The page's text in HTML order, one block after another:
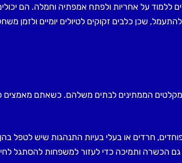
ללמוד על אחריות ולפתח אמפתיה וחמלה. הם
שכן כלבים זקוקים לטיולים יומיים ולזמן
הממתינים לבתים משלהם. כשאתם מאמצים
חרדים או בעלי בעיות התנהגות שיש לטפל
גם הכשרה ותמיכה כדי לעזור למשפחות להסתגל